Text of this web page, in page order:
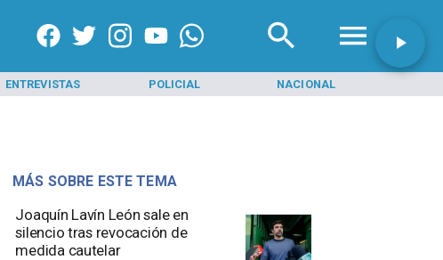
ENTREVISTAS POLICIAL NACIONAL
Joaquín Lavín León sale en
silencio tras revocación de
medida cautelar
MÁS SOBRE ESTE TEMA